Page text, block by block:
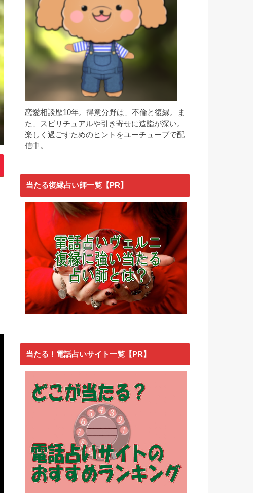
恋愛相談歴10年。得意分野は、不倫と復縁。ま
た、スピリチュアルや引き寄せに造詣が深い。
楽しく過ごすためのヒントをユーチューブで配
信中。
当たる復縁占い師一覧【PR】
当たる！電話占いサイト一覧【PR】